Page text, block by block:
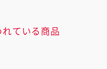
ている商品